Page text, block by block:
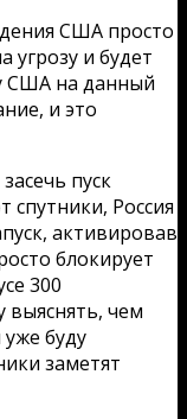
США просто
угрозу и будет
США на данный
и это
пуск
Россия
активировав
блокирует
300
выяснять, чем
буду
заметят